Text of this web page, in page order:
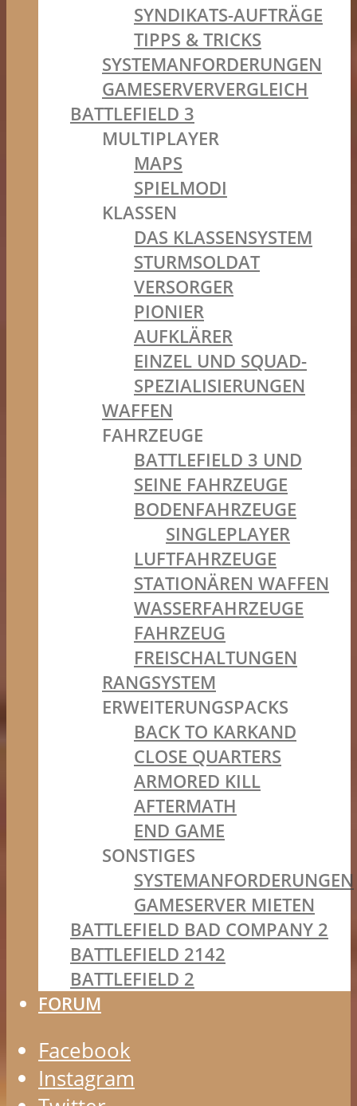
SYNDIKATS-AUFTRÄGE
TIPPS & TRICKS
SYSTEMANFORDERUNGEN
GAMESERVERVERGLEICH
BATTLEFIELD 3
MULTIPLAYER
MAPS
SPIELMODI
KLASSEN
DAS KLASSENSYSTEM
STURMSOLDAT
VERSORGER
PIONIER
AUFKLÄRER
EINZEL UND SQUAD-
SPEZIALISIERUNGEN
WAFFEN
FAHRZEUGE
BATTLEFIELD 3 UND
SEINE FAHRZEUGE
BODENFAHRZEUGE
SINGLEPLAYER
LUFTFAHRZEUGE
STATIONÄREN WAFFEN
WASSERFAHRZEUGE
FAHRZEUG
FREISCHALTUNGEN
RANGSYSTEM
ERWEITERUNGSPACKS
BACK TO KARKAND
CLOSE QUARTERS
ARMORED KILL
AFTERMATH
END GAME
SONSTIGES
SYSTEMANFORDERUNGEN
GAMESERVER MIETEN
BATTLEFIELD BAD COMPANY 2
BATTLEFIELD 2142
BATTLEFIELD 2
FORUM
Facebook
Instagram